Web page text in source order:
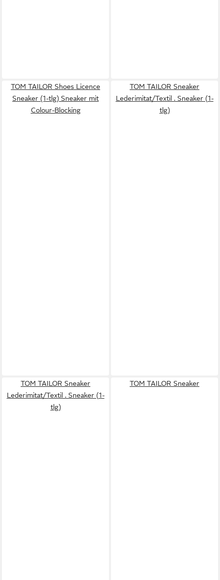
TOM TAILOR Shoes Licence
Sneaker (1-tlg) Sneaker mit
Colour-Blocking
TOM TAILOR Sneaker
Lederimitat/Textil . Sneaker (1-
tlg)
TOM TAILOR Sneaker
Lederimitat/Textil . Sneaker (1-
tlg)
TOM TAILOR Sneaker